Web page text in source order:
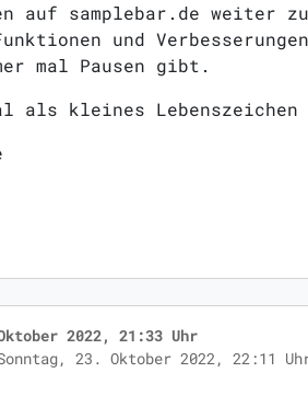
auf samplebar.de weiter
und
mal Pausen gibt.
als kleines
2022, 21:33 Uhr
23. Oktober 2022, 22:11